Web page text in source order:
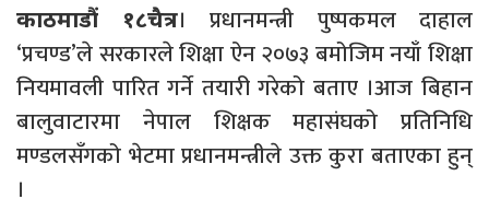
काठमाडौं १८चैत्र। प्रधानमन्त्री पुष्पकमल दाहाल
‘प्रचण्ड’ले सरकारले शिक्षा ऐन २०७३ बमोजिम नयाँ शिक्षा
नियमावली पारित गर्ने तयारी गरेको बताए ।आज बिहान
बालुवाटारमा नेपाल शिक्षक महासंघको प्रतिनिधि
मण्डलसँगको भेटमा प्रधानमन्त्रीले उक्त कुरा बताएका हुन्
।